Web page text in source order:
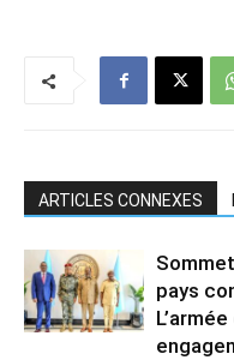
ARTICLES CONNEXES
pays